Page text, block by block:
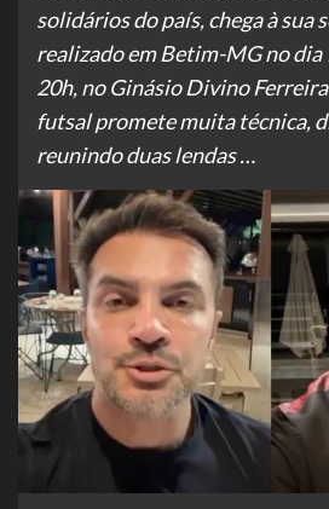
solidários do país, chega à sua
realizado em Betim-MG no dia
20h, no Ginásio Divino
futsal promete muita técnica,
reunindo duas lendas …